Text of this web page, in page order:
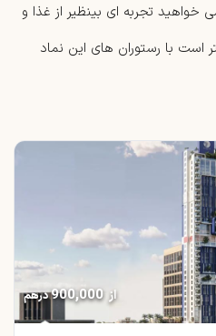
تجربه ای بینظیر از غذا و
است با رستوران های این نماد
از 900,000 درهم